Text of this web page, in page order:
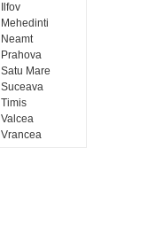
Ilfov
Mehedinti
Neamt
Prahova
Satu Mare
Suceava
Timis
Valcea
Vrancea